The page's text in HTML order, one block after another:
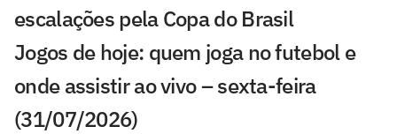
escalações pela Copa do Brasil
Jogos de hoje: quem joga no futebol e
onde assistir ao vivo – sexta-feira
(31/07/2026)